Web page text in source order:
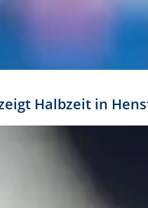
Halbzeit in